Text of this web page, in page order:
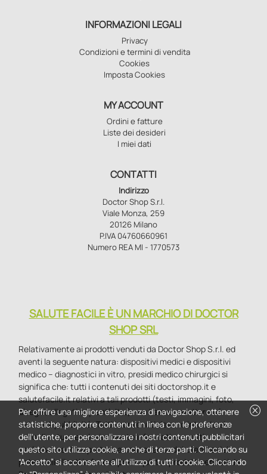
INFORMAZIONI LEGALI
Privacy
Condizioni e termini di vendita
Cookies
Imposta Cookies
MY ACCOUNT
Ordini e fatture
Liste dei desideri
I miei dati
CONTATTI
Indirizzo
Doctor Shop S.r.l.
Viale Monza, 259
20126 Milano
P.IVA 04760660961
Numero REA MI - 1770573
SALUTE FACILE È UN MARCHIO DI DOCTOR
SHOP SRL
Relativamente ai prodotti venduti da Doctor Shop S.r.l. ed
aventi la seguente natura: dispositivi medici e dispositivi
medico – diagnostici in vitro, presidi medico chirurgici si
significa che: tutti i contenuti dei siti doctorshop.it e
salutefacile.it relativi a tali prodotti (testi, immagini, foto,
disegni, allegati e quant’altro) non hanno carattere né
natura di pubblicità. Tutti i contenuti devono intendersi e
sono di natura esclusivamente informativa e volti
esclusivamente a portare a conoscenza dei clienti e dei
potenziali clienti in fase di preacquisto i prodotti venduti da
cancel
Per offrire una migliore esperienza di navigazione, ottenere
statistiche, proporre contenuti in linea con le preferenze
dell'utente, per personalizzare i nostri contenuti pubblicitari
questo sito utilizza cookie, anche di terze parti. Cliccando su
“Accetto” si acconsente all'utilizzo di tutti i cookie. Cliccando